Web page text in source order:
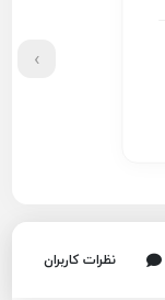
›
نظرات کاربران